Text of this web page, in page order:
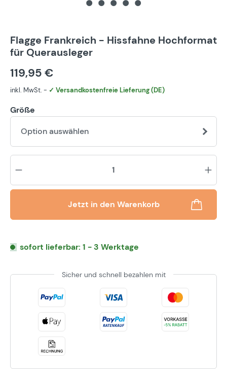
Flagge Frankreich - Hissfahne Hochformat
für Querausleger
119,95 €
inkl. MwSt. - ✓ Versandkostenfreie Lieferung (DE)
Größe
Option auswählen
Jetzt in den Warenkorb
sofort lieferbar: 1 - 3 Werktage
Sicher und schnell bezahlen mit